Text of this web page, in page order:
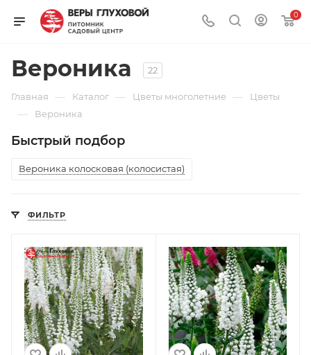
0
Вероника 22
Главная — Каталог — Цветы многолетние — Цветы
— Вероника
Быстрый подбор
Вероника колосковая (колосистая)
ФИЛЬТР